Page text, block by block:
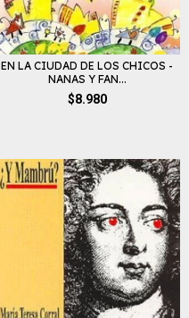
EN LA CIUDAD DE LOS CHICOS -
NANAS Y FAN...
$8.980